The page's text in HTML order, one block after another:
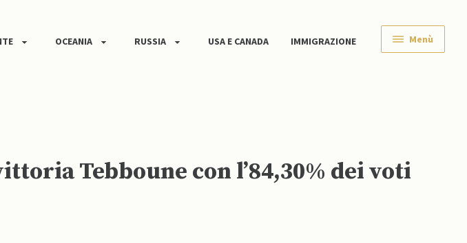
OCEANIA RUSSIA USA E CANADA IMMIGRAZIONE Menù
Tebboune con l’84,30% dei voti